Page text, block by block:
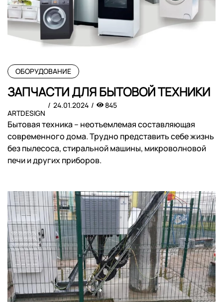
ОБОРУДОВАНИЕ
ЗАПЧАСТИ ДЛЯ БЫТОВОЙ ТЕХНИКИ
ARTDESIGN
24.01.2024 845
Бытовая техника – неотъемлемая составляющая
современного дома. Трудно представить себе жизнь
без пылесоса, стиральной машины, микроволновой
печи и других приборов.